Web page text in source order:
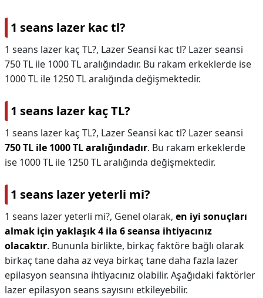
1 seans lazer kac tl?
1 seans lazer kaç TL?, Lazer Seansi kac tl? Lazer seansi
750 TL ile 1000 TL aralığındadır. Bu rakam erkeklerde ise
1000 TL ile 1250 TL aralığında değişmektedir.
1 seans lazer kaç TL?
1 seans lazer kaç TL?, Lazer Seansi kac tl? Lazer seansi
750 TL ile 1000 TL aralığındadır. Bu rakam erkeklerde
ise 1000 TL ile 1250 TL aralığında değişmektedir.
1 seans lazer yeterli mi?
1 seans lazer yeterli mi?, Genel olarak, en iyi sonuçları
almak için yaklaşık 4 ila 6 seansa ihtiyacınız
olacaktır. Bununla birlikte, birkaç faktöre bağlı olarak
birkaç tane daha az veya birkaç tane daha fazla lazer
epilasyon seansına ihtiyacınız olabilir. Aşağıdaki faktörler
lazer epilasyon seans sayısını etkileyebilir.